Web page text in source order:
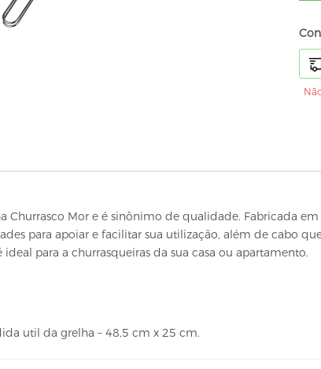
Churrasco Mor e é sinônimo de qualidade. Fabricada
para apoiar e facilitar sua utilização, além de cabo
para a churrasqueiras da sua casa ou apartamento.
util da grelha – 48,5 cm x 25 cm.